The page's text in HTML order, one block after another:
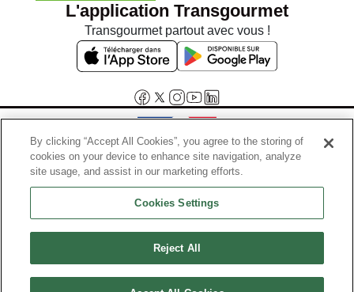
L'application Transgourmet
Transgourmet partout avec vous !
Interdiction de vente de boissons alcooliques aux mineurs de
moins de 18 ans
La preuve de majorité de l'acheteur est exigée au moment de la vente
Code de la santé publique, Aar.l.3342-1 et l.3353-3
By clicking “Accept All Cookies”, you agree to the storing of
cookies on your device to enhance site navigation, analyze
site usage, and assist in our marketing efforts.
Cookies Settings
Reject All